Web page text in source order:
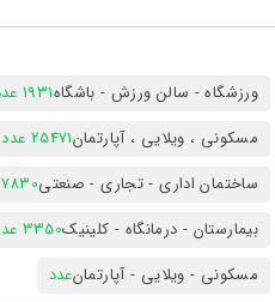
ورزشگاه - سالن ورزش - باشگاه1931 عدد
مسکونی ، ویلایی ، آپارتمان25471 عدد
ساختمان اداری - تجاری - صنعتی7830 عدد
بیمارستان - درمانگاه - کلینیک3350 عدد
مسکونی - ویلایی - آپارتمانعدد